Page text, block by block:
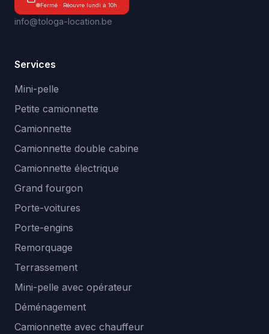
Fermé · Réouvre lundi à 10h
info@tologa-location.be
Services
Mini-pelle
Petite camionnette
Camionnette
Camionnette double cabine
Camionnette électrique
Grand fourgon
Porte-voitures
Porte-engins
Remorquage
Terrassement
Mini-pelle avec opérateur
Déménagement
Camionnette avec chauffeur